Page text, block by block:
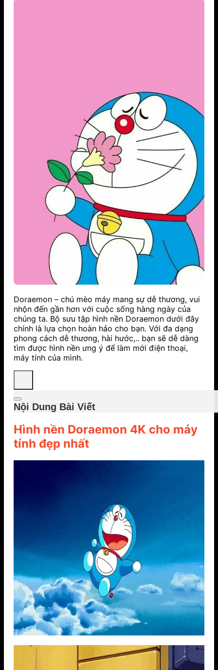
Doraemon – chú mèo máy mang sự dễ thương, vui
nhộn đến gần hơn với cuộc sống hàng ngày của
chúng ta. Bộ sưu tập hình nền Doraemon dưới đây
chính là lựa chọn hoàn hảo cho bạn. Với đa dạng
phong cách dễ thương, hài hước,.. bạn sẽ dễ dàng
tìm được hình nền ưng ý để làm mới điện thoại,
máy tính của mình.
Nội Dung Bài Viết
Hình nền Doraemon 4K cho máy
tính đẹp nhất